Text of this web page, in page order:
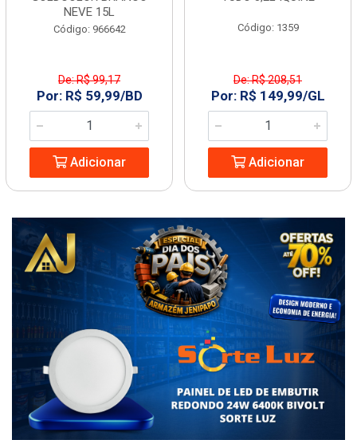
NEVE 15L
Código: 966642
De: R$ 99,17
Por: R$ 59,99/BD
Adicionar
Código: 1359
De: R$ 208,51
Por: R$ 149,99/GL
Adicionar